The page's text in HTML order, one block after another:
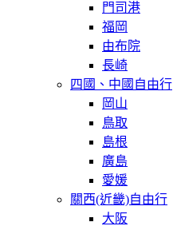
門司港
福岡
由布院
長崎
四國、中國自由行
岡山
鳥取
島根
廣島
愛媛
關西(近畿)自由行
大阪